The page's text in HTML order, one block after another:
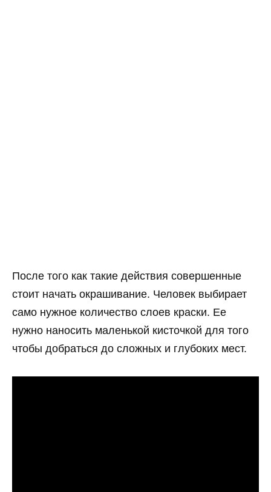
После того как такие действия совершенные
стоит начать окрашивание. Человек выбирает
само нужное количество слоев краски. Ее
нужно наносить маленькой кисточкой для того
чтобы добраться до сложных и глубоких мест.